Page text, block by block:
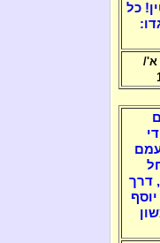
כל
א'/
דרך